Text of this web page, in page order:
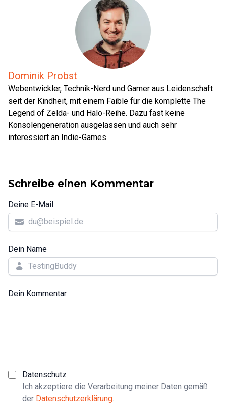
Dominik Probst
Webentwickler, Technik-Nerd und Gamer aus Leidenschaft
seit der Kindheit, mit einem Faible für die komplette The
Legend of Zelda- und Halo-Reihe. Dazu fast keine
Konsolengeneration ausgelassen und auch sehr
interessiert an Indie-Games.
Schreibe einen Kommentar
Deine E-Mail
Dein Name
Dein Kommentar
Datenschutz
Ich akzeptiere die Verarbeitung meiner Daten gemäß
der Datenschutzerklärung.